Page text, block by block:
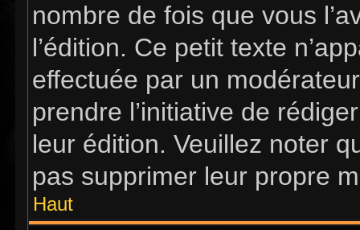
nombre de fois que vous
l’édition. Ce petit texte
effectuée par un
prendre l’initiative de
leur édition. Veuillez noter
pas supprimer leur propre
Haut